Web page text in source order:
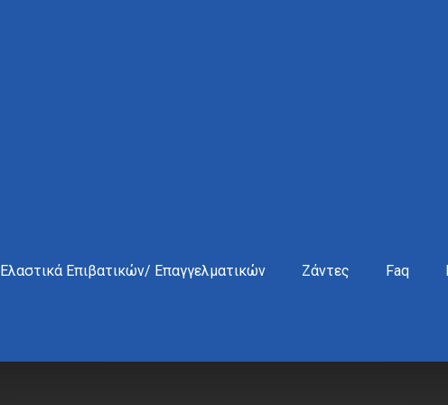
Ελαστικά Επιβατικών/ Επαγγελματικών Ζάντες Faq